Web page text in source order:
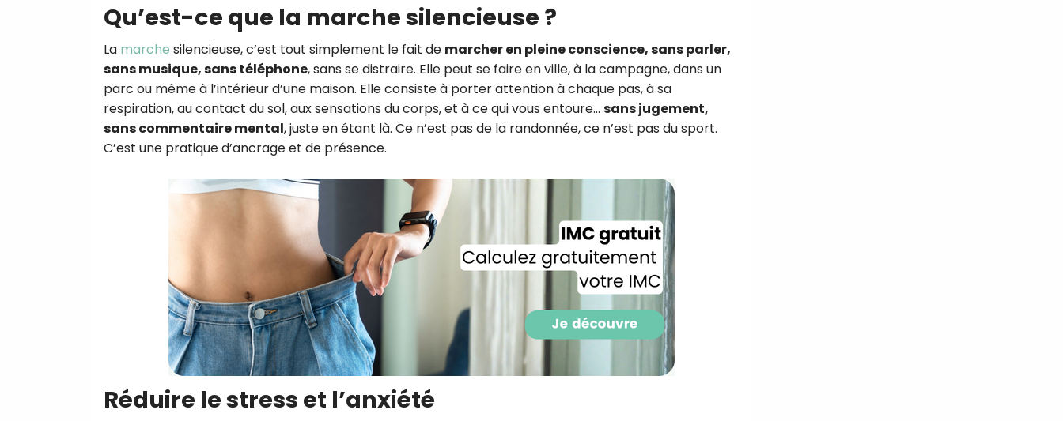
Qu’est-ce que la marche silencieuse ?
La marche silencieuse, c’est tout simplement le fait de marcher en pleine conscience, sans parler,
sans musique, sans téléphone, sans se distraire. Elle peut se faire en ville, à la campagne, dans un
parc ou même à l’intérieur d’une maison. Elle consiste à porter attention à chaque pas, à sa
respiration, au contact du sol, aux sensations du corps, et à ce qui vous entoure… sans jugement,
sans commentaire mental, juste en étant là. Ce n’est pas de la randonnée, ce n’est pas du sport.
C’est une pratique d’ancrage et de présence.
Réduire le stress et l’anxiété
CROQ.
Je consens à ce que la société Digital
Prisma Players analyse le taux d'ouverture
pourrons savoir si vous ouvrez les courriels,
l'heure à laquelle vous le faites ainsi que
des informations sur le terminal que vous
utilisez. Pour en savoir plus sur ces traceurs,
voir notrepolitique de confidentialité
Je reçois mon cadeau !
Votre adresse email sera utilisée par Digital Prisma Players pour vous
envoyer votre newsletter contenant des offres commerciales
personnalisées. Vous pourrez vous désinscrire en utilisant le lien de
désabonnement intégré dans la newsletter. Pour en savoir plus et
exercer vos droits, prenez connaissance de notre
Confidentialité